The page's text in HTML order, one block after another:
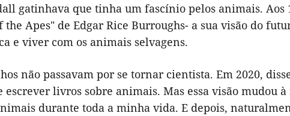
gatinhava que tinha um fascínio pelos animais.
Apes" de Edgar Rice Burroughs- a sua visão do
e viver com os animais selvagens.
não passavam por se tornar cientista. Em 2020,
escrever livros sobre animais. Mas essa visão mudou
durante toda a minha vida. E depois,